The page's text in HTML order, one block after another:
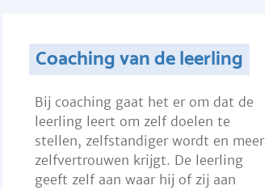
Coaching van de leerling
Bij coaching gaat het er om dat de
leerling leert om zelf doelen te
stellen, zelfstandiger wordt en meer
zelfvertrouwen krijgt. De leerling
geeft zelf aan waar hij of zij aan